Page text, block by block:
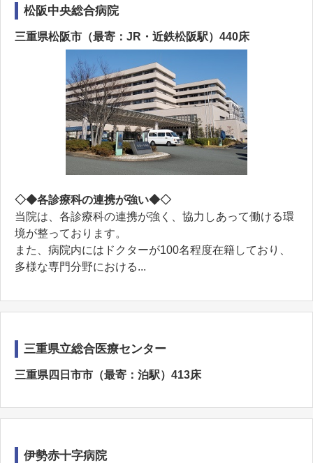
松阪中央総合病院
三重県松阪市（最寄：JR・近鉄松阪駅）440床
◇◆各診療科の連携が強い◆◇
当院は、各診療科の連携が強く、協力しあって働ける環
境が整っております。
また、病院内にはドクターが100名程度在籍しており、
多様な専門分野における...
三重県立総合医療センター
三重県四日市市（最寄：泊駅）413床
伊勢赤十字病院